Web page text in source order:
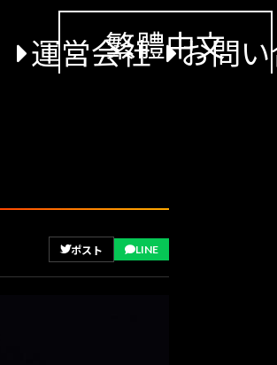
運営会社 お問
繁體中文
ポスト LINE